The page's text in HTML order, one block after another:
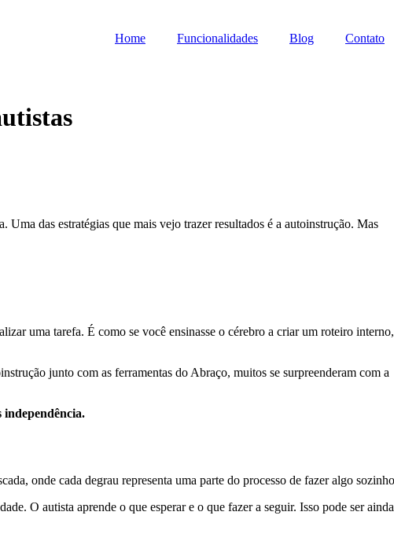
Home Funcionalidades Blog Contato
das estratégias que mais vejo trazer resultados é a autoinstrução. Mas
uma tarefa. É como se você ensinasse o cérebro a criar um roteiro interno,
junto com as ferramentas do Abraço, muitos se surpreenderam com a
independência.
onde cada degrau representa uma parte do processo de fazer algo
O autista aprende o que esperar e o que fazer a seguir. Isso pode ser ainda